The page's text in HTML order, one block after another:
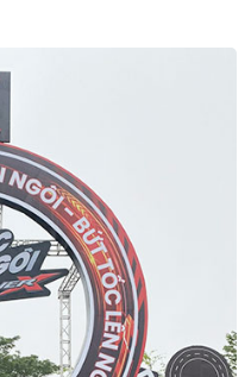
Chuyên Nghiệp Của